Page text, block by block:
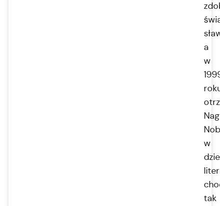
a
w
w
tak